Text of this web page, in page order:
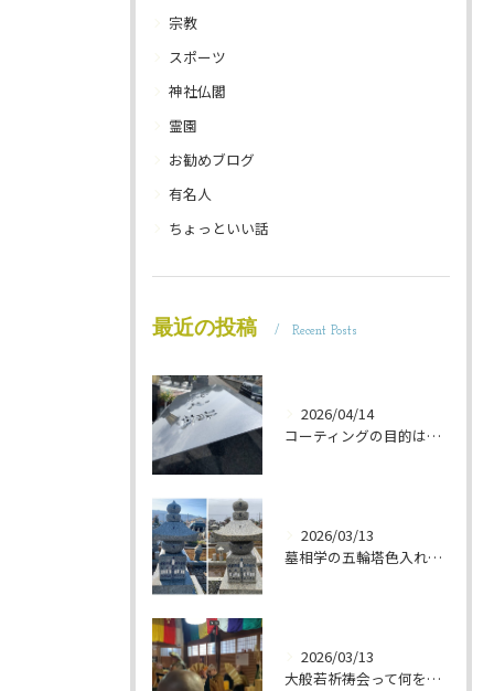
宗教
スポーツ
神社仏閣
霊園
お勧めブログ
有名人
ちょっといい話
最近の投稿 Recent Posts
2026/04/14
コーティングの目的は 墓石を保護することです 岐阜のお墓掃除屋「磨き専隊」です
2026/03/13
墓相学の五輪塔色入れ 岐阜のお墓掃除屋「磨き専隊」です
2026/03/13
大般若祈祷会って何をするの？ 岐阜のお墓掃除屋「磨き専隊」です